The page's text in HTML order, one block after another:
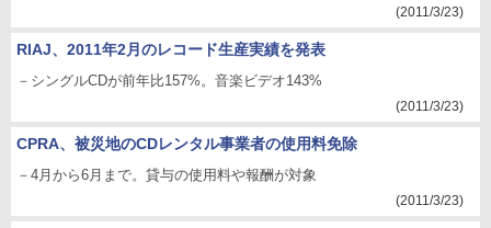
(2011/3/23)
RIAJ、2011年2月のレコード生産実績を発表
－シングルCDが前年比157%。音楽ビデオ143%
(2011/3/23)
CPRA、被災地のCDレンタル事業者の使用料免除
－4月から6月まで。貸与の使用料や報酬が対象
(2011/3/23)